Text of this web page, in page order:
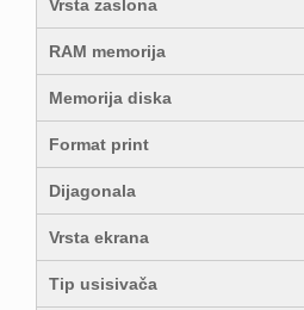
Vrsta zaslona
RAM memorija
Memorija diska
Format print
Dijagonala
Vrsta ekrana
Tip usisivača